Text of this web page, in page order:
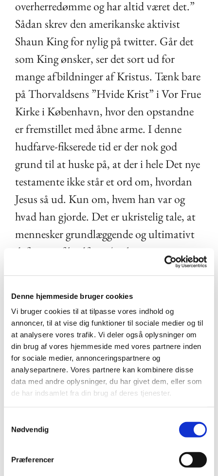
Denne hjemmeside bruger cookies
Vi bruger cookies til at tilpasse vores indhold og
annoncer, til at vise dig funktioner til sociale medier og til
at analysere vores trafik. Vi deler også oplysninger om
din brug af vores hjemmeside med vores partnere inden
for sociale medier, annonceringspartnere og
analysepartnere. Vores partnere kan kombinere disse
data med andre oplysninger, du har givet dem, eller som
de har indsamlet fra din brug af deres tjenester.
Nødvendig
Præferencer
overherredømme og har altid været det.”
Sådan skrev den amerikanske aktivist
Shaun King for nylig på twitter. Går det
som King ønsker, ser det sort ud for
mange afbildninger af Kristus. Tænk bare
på Thorvaldsens ”Hvide Krist” i Vor Frue
Kirke i København, hvor den opstandne
er fremstillet med åbne arme. I denne
hudfarve-fikserede tid er der nok god
grund til at huske på, at der i hele Det nye
testamente ikke står et ord om, hvordan
Jesus så ud. Kun om, hvem han var og
hvad han gjorde. Det er ukristelig tale, at
mennesker grundlæggende og ultimativt
defineres af hudfarve (og køn og
seksualitet for den sags skyld). For
sammen har til fælles under alle vores
forskelligheder. Det kan siges helt kort: Vi
er alle skabt i Guds billede, og vi har alle
forvrænget dette billede. Vi er alle højt
elskede på trods af, at vi er dybt faldne.
Det vigtige er ikke Kristus-afbildningens
farve, men dens budskab. Som Søren
Kierkegaard engang sagde i en prædiken i
bogstaveligt talt havde Thorvaldsens